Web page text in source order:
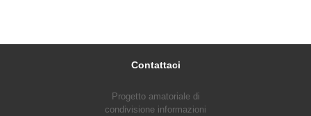
Contattaci
Progetto amatoriale di
condivisione informazioni